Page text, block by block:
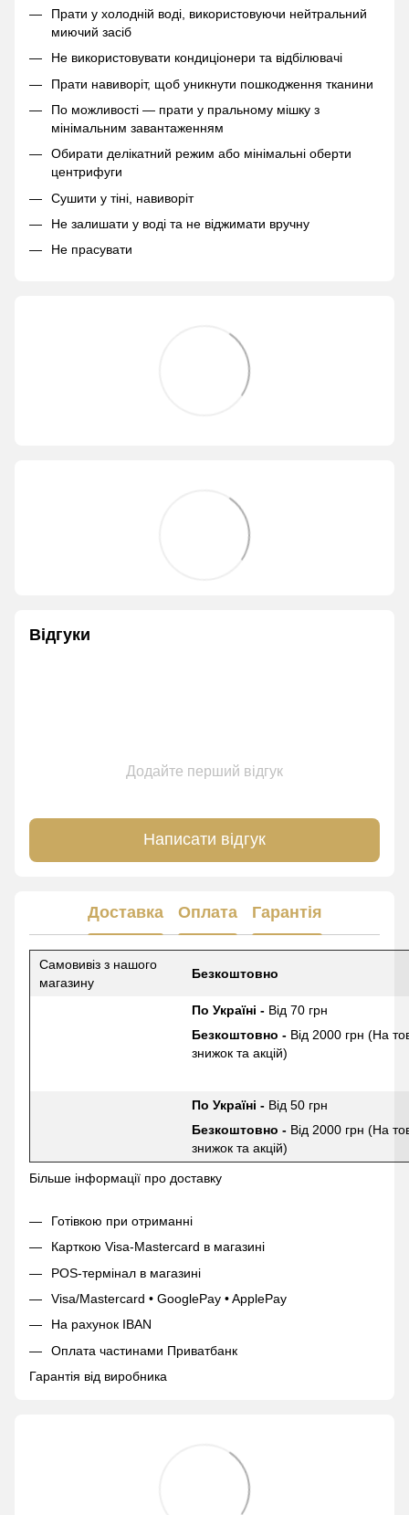
Прати у холодній воді, використовуючи нейтральний
миючий засіб
Не використовувати кондиціонери та відбілювачі
Прати навиворіт, щоб уникнути пошкодження тканини
По можливості — прати у пральному мішку з
мінімальним завантаженням
Обирати делікатний режим або мінімальні оберти
центрифуги
Сушити у тіні, навиворіт
Не залишати у воді та не віджимати вручну
Не прасувати
Відгуки
Додайте перший відгук
Написати відгук
Доставка Оплата Гарантія
Самовивіз з нашого
магазину
Безкоштовно
По Україні - Від 70 грн
Безкоштовно - Від 2000 грн (На
знижок та акцій)
По Україні - Від 50 грн
Безкоштовно - Від 2000 грн (На
знижок та акцій)
Більше інформації про доставку
Готівкою при отриманні
Карткою Visa-Mastercard в магазині
POS-термінал в магазині
Visa/Mastercard • GooglePay • ApplePay
На рахунок IBAN
Оплата частинами Приватбанк
Гарантія від виробника